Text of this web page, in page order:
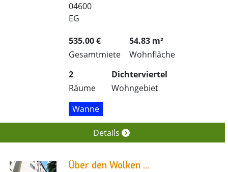
04600
EG
535.00 €
Gesamtmiete
54.83 m²
Wohnfläche
2
Räume
Dichterviertel
Wohngebiet
Wanne
Details
Über den Wolken ...